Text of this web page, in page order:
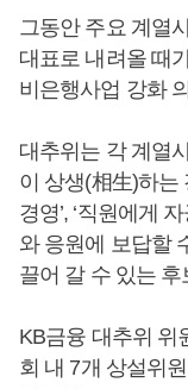
그동안 주요 계열
대표로 내려올 때
비은행사업 강화
대추위는 각 계열
이 상생(相生)하는
경영’, ‘직원에게
와 응원에 보답할
끌어 갈 수 있는
KB금융 대추위 위
회 내 7개 상설위